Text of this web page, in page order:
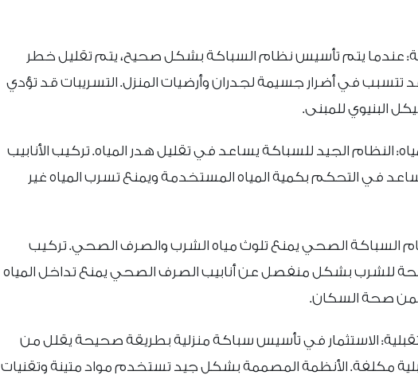
عندما يتم تأسيس نظام السباكة بشكل صحيح، يتم تقليل خطر
تتسبب في أضرار جسيمة لجدران وأرضيات المنزل. التسريبات قد تؤدي
البنيوي للمبنى.
النظام الجيد للسباكة يساعد في تقليل هدر المياه. تركيب الأنابيب
في التحكم بكمية المياه المستخدمة ويمنع تسرب المياه غير
السباكة الصحي يمنع تلوث مياه الشرب والصرف الصحي. تركيب
للشرب بشكل منفصل عن أنابيب الصرف الصحي يمنع تداخل المياه
صحة السكان.
الاستثمار في تأسيس سباكة منزلية بطريقة صحيحة يقلل من
مكلفة. الأنظمة المصممة بشكل جيد تستخدم مواد متينة وتقنيات